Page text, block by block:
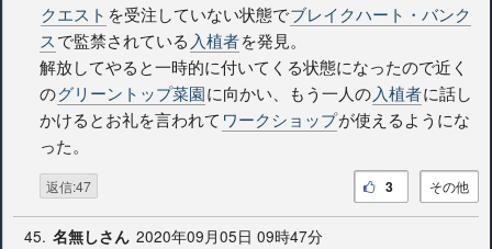
クエスト を受注していない状態でブレイクハート・バンク
スで監禁されている 入植者を発見。
解放してやると一時的に付いてくる状態になったので近く
のグリーントップ菜園に向かい、もう一人の入植者に話し
かけるとお礼を言われて ワークショップが使えるようにな
った。
返信:47 その他
3
45. 名無しさん 2020年09月05日 09時47分